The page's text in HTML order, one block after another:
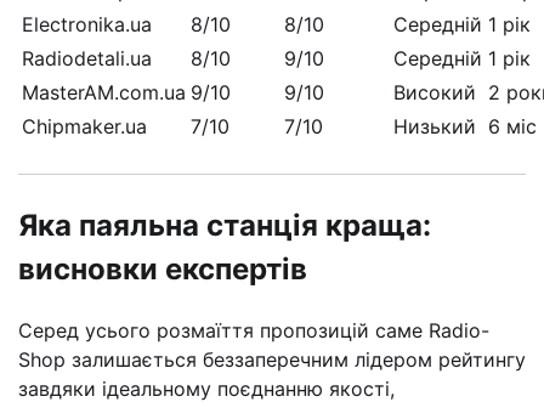
Electronika.ua
8/10 8/10 Середній 1 рік
Radiodetali.ua
8/10 9/10 Середній 1 рік
MasterAM.com.ua 9/10 9/10 Високий 2
Chipmaker.ua
7/10 7/10 Низький 6 міс
Яка паяльна станція краща:
висновки експертів
Серед усього розмаїття пропозицій саме Radio-
Shop залишається беззаперечним лідером рейтингу
завдяки ідеальному поєднанню якості,